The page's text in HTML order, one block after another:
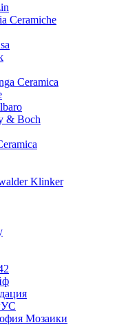
Ceramiche
Ceramica
& Boch
Klinker
Мозаики